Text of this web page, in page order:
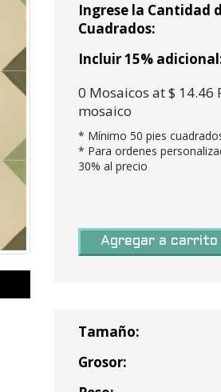
Ingrese la Cantidad
Cuadrados:
Incluir 15%
0 Mosaicos at $ 14.46
mosaico
* Mínimo 50 pies
* Para ordenes
30% al precio
Mosaicos necesitados y
Peso de envio (30 lbs por
* Los números están
Tiempo en
Tránsito:
Subtotal:
Impuesto venta:
Agregar a carrito
Tamaño:
Grosor: